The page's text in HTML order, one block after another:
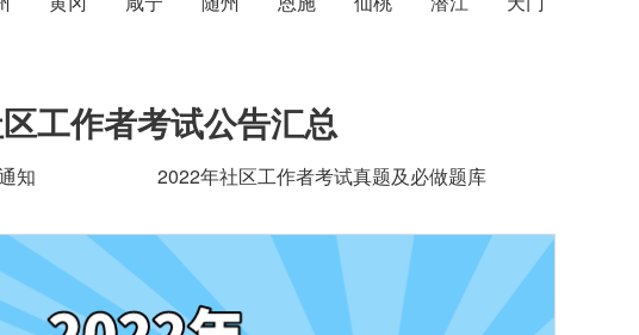
工作者考试公告汇总
知 2022年社区工作者考试真题及必做题库